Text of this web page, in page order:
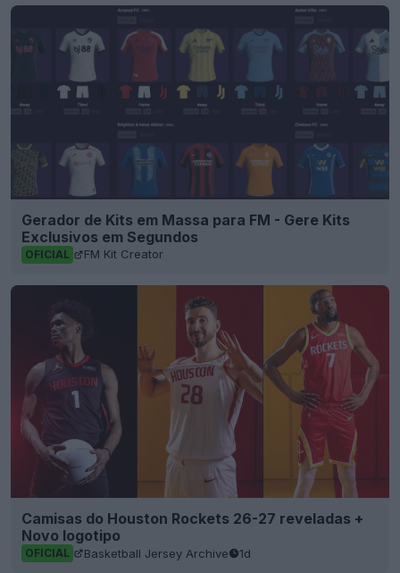
Gerador de Kits em Massa para FM - Gere Kits
Exclusivos em Segundos
OFICIAL FM Kit Creator
Camisas do Houston Rockets 26-27 reveladas +
Novo logotipo
OFICIAL Basketball Jersey Archive 1d